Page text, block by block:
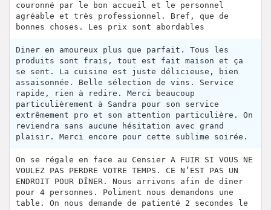
couronné par le bon accueil et le personnel
agréable et très professionnel. Bref, que de
bonnes choses. Les prix sont abordables
Diner en amoureux plus que parfait. Tous les
produits sont frais, tout est fait maison et ça
se sent. La cuisine est juste délicieuse, bien
assaisonnée. Belle sélection de vins. Service
rapide, rien à redire. Merci beaucoup
particulièrement à Sandra pour son service
extrêmement pro et son attention particulière. On
reviendra sans aucune hésitation avec grand
plaisir. Merci encore pour cette sublime soirée.
On se régale en face au Censier A FUIR SI VOUS NE
VOULEZ PAS PERDRE VOTRE TEMPS. CE N’EST PAS UN
ENDROIT POUR DÎNER. Nous arrivons afin de dîner
pour 4 personnes. Poliment nous demandons une
table. On nous demande de patienté 2 secondes le